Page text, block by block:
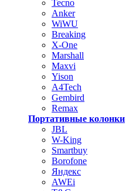
Tecno
Anker
WiWU
Breaking
X-One
Marshall
Maxvi
Yison
A4Tech
Gembird
Remax
Портативные колонки
JBL
W-King
Smartbuy
Borofone
Яндекс
AWEi